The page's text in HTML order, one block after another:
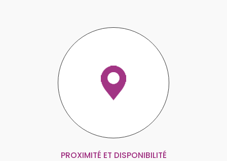
PROXIMITÉ ET DISPONIBILITÉ